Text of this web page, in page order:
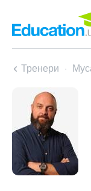
Тренери